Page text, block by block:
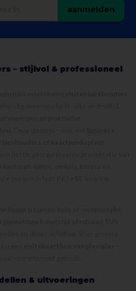
aanmelden
– stijlvol & professioneel
& uitvoeringen